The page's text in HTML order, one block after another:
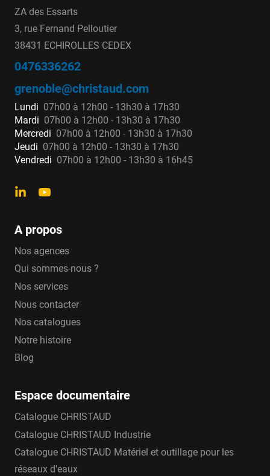
ZA des Essarts
3, rue Fernand Pelloutier
38431 ECHIROLLES CEDEX
0476336262
grenoble@christaud.com
Lundi 07h00 à 12h00 - 13h30 à 17h30
Mardi 07h00 à 12h00 - 13h30 à 17h30
Mercredi 07h00 à 12h00 - 13h30 à 17h30
Jeudi 07h00 à 12h00 - 13h30 à 17h30
Vendredi 07h00 à 12h00 - 13h30 à 16h45
A propos
Nos agences
Qui sommes-nous ?
Nos services
Nous contacter
Nos catalogues
Notre histoire
Blog
Espace documentaire
Catalogue CHRISTAUD
Catalogue CHRISTAUD Industrie
Catalogue CHRISTAUD Matériel et outillage pour les
réseaux d'eaux